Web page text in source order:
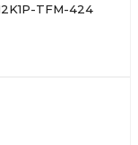
TFM-424